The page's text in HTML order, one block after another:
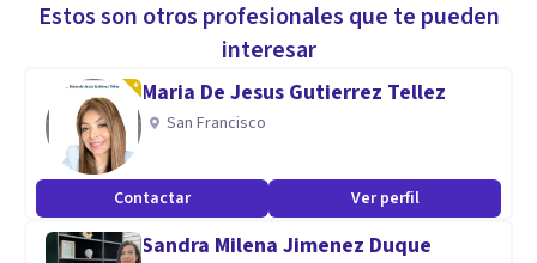
exploración de la raiz de conflictos, reestructuración y
resignificación de pensamientos y creencias limitantes, y
entrenamiento en diversas técnicas dirigidas a
potencializar las habilidades sociales, y fortalecer la
capacidad de adaptación y de afrontamiento, en entornos
familiares, laborales y sociales.
Estos son otros profesionales que te pueden
interesar
Maria De Jesus Gutierrez Tellez
San Francisco
Contactar Ver perfil
Sandra Milena Jimenez Duque